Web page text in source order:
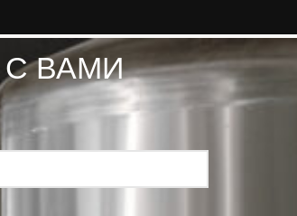
ВАМИ